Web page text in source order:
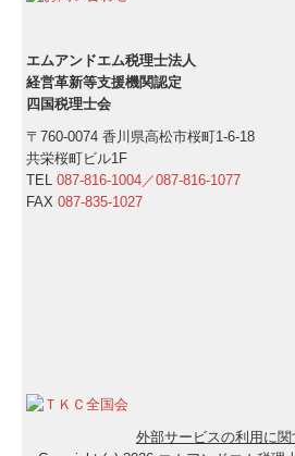
エムアンドエム税理士法人
経営革新等支援機関認定
四国税理士会
〒760-0074 香川県高松市桜町1-6-18
共栄桜町ビル1F
TEL087-816-1004／087-816-1077
FAX087-835-1027
外部サービスの利用に